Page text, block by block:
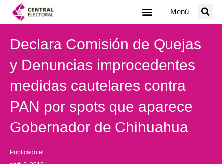
Menú
Declara Comisión de Quejas
y Denuncias improcedentes
medidas cautelares contra
PAN por spots que aparece
Gobernador de Chihuahua
Publicado el: